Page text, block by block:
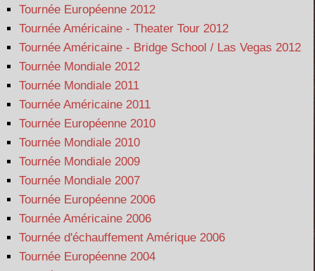
Tournée Européenne 2012
Tournée Américaine - Theater Tour 2012
Tournée Américaine - Bridge School / Las Vegas 2012
Tournée Mondiale 2012
Tournée Mondiale 2011
Tournée Américaine 2011
Tournée Européenne 2010
Tournée Mondiale 2010
Tournée Mondiale 2009
Tournée Mondiale 2007
Tournée Européenne 2006
Tournée Américaine 2006
Tournée d'échauffement Amérique 2006
Tournée Européenne 2004